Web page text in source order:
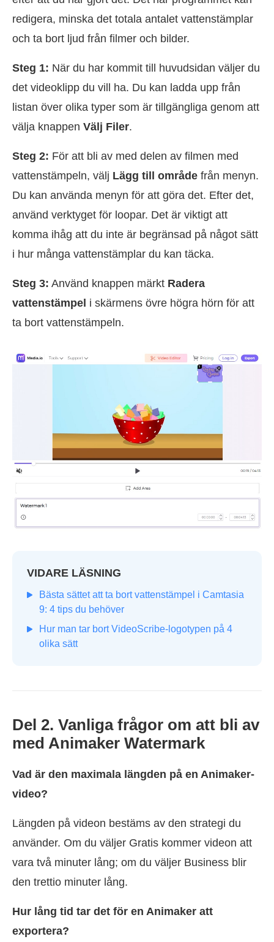
redigera, minska det totala antalet vattenstämplar
och ta bort ljud från filmer och bilder.
Steg 1: När du har kommit till huvudsidan väljer du
det videoklipp du vill ha. Du kan ladda upp från
listan över olika typer som är tillgängliga genom att
välja knappen Välj Filer.
Steg 2: För att bli av med delen av filmen med
vattenstämpeln, välj Lägg till område från menyn.
Du kan använda menyn för att göra det. Efter det,
använd verktyget för loopar. Det är viktigt att
komma ihåg att du inte är begränsad på något sätt
i hur många vattenstämplar du kan täcka.
Steg 3: Använd knappen märkt Radera
vattenstämpel i skärmens övre högra hörn för att
ta bort vattenstämpeln.
VIDARE LÄSNING
Bästa sättet att ta bort vattenstämpel i Camtasia
9: 4 tips du behöver
Hur man tar bort VideoScribe-logotypen på 4
olika sätt
Del 2. Vanliga frågor om att bli av
med Animaker Watermark
Vad är den maximala längden på en Animaker-
video?
Längden på videon bestäms av den strategi du
använder. Om du väljer Gratis kommer videon att
vara två minuter lång; om du väljer Business blir
den trettio minuter lång.
Hur lång tid tar det för en Animaker att
exportera?